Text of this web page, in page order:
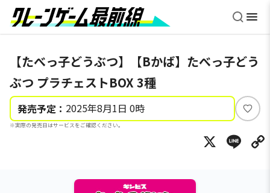
【たべっ子どうぶつ】【Bかば】たべっ子どう
ぶつ プラチェストBOX 3種
発売予定： 2025年8月1日 0時
※実際の発売日はサービスをご確認ください。
い
ね
X